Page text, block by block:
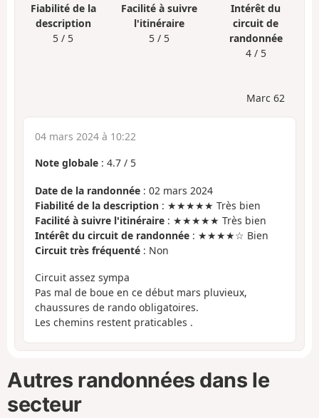
Fiabilité de la
description
5 / 5
Facilité à suivre
l'itinéraire
5 / 5
Intérêt du
circuit de
randonnée
4 / 5
Marc 62
04 mars 2024 à 10:22
Note globale : 4.7 / 5
Date de la randonnée : 02 mars 2024
Fiabilité de la description : ★★★★★ Très bien
Facilité à suivre l'itinéraire : ★★★★★ Très bien
Intérêt du circuit de randonnée : ★★★★☆ Bien
Circuit très fréquenté : Non
Circuit assez sympa
Pas mal de boue en ce début mars pluvieux,
chaussures de rando obligatoires.
Les chemins restent praticables .
Autres randonnées dans le
secteur